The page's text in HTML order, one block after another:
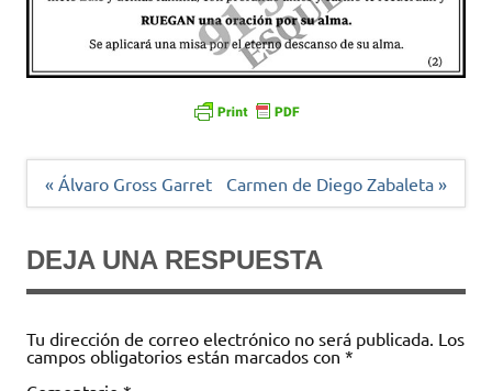
Navegación
« Álvaro Gross Garret Carmen de Diego Zabaleta »
DEJA UNA RESPUESTA
Tu dirección de correo electrónico no será publicada. Los
campos obligatorios están marcados con *